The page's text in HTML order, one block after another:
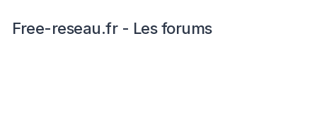
Free-reseau.fr - Les forums